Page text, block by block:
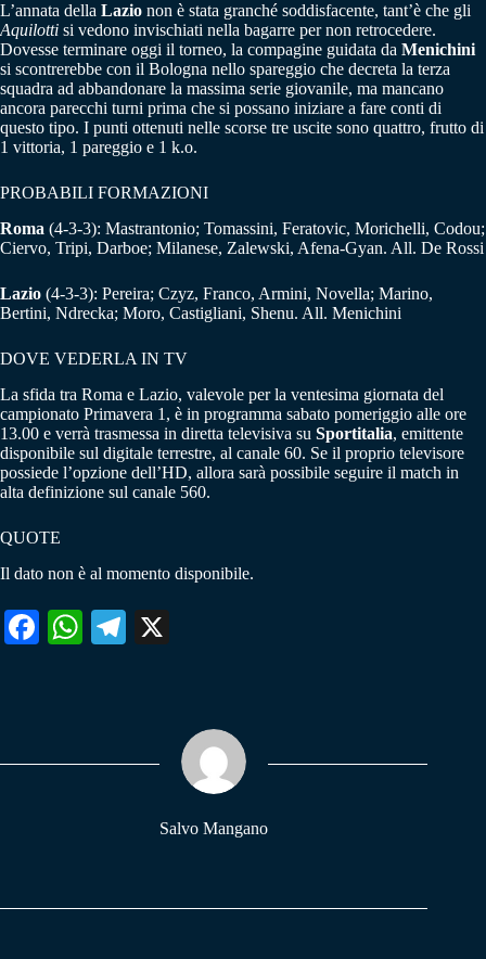
L’annata della Lazio non è stata granché soddisfacente, tant’è che gli
Aquilotti si vedono invischiati nella bagarre per non retrocedere.
Dovesse terminare oggi il torneo, la compagine guidata da Menichini
si scontrerebbe con il Bologna nello spareggio che decreta la terza
squadra ad abbandonare la massima serie giovanile, ma mancano
ancora parecchi turni prima che si possano iniziare a fare conti di
questo tipo. I punti ottenuti nelle scorse tre uscite sono quattro, frutto di
1 vittoria, 1 pareggio e 1 k.o.
PROBABILI FORMAZIONI
Roma (4-3-3): Mastrantonio; Tomassini, Feratovic, Morichelli, Codou;
Ciervo, Tripi, Darboe; Milanese, Zalewski, Afena-Gyan. All. De Rossi
Lazio (4-3-3): Pereira; Czyz, Franco, Armini, Novella; Marino,
Bertini, Ndrecka; Moro, Castigliani, Shenu. All. Menichini
DOVE VEDERLA IN TV
La sfida tra Roma e Lazio, valevole per la ventesima giornata del
campionato Primavera 1, è in programma sabato pomeriggio alle ore
13.00 e verrà trasmessa in diretta televisiva su Sportitalia, emittente
disponibile sul digitale terrestre, al canale 60. Se il proprio televisore
possiede l’opzione dell’HD, allora sarà possibile seguire il match in
alta definizione sul canale 560.
QUOTE
Il dato non è al momento disponibile.
Fa W
pp
Te
m
Salvo Mangano